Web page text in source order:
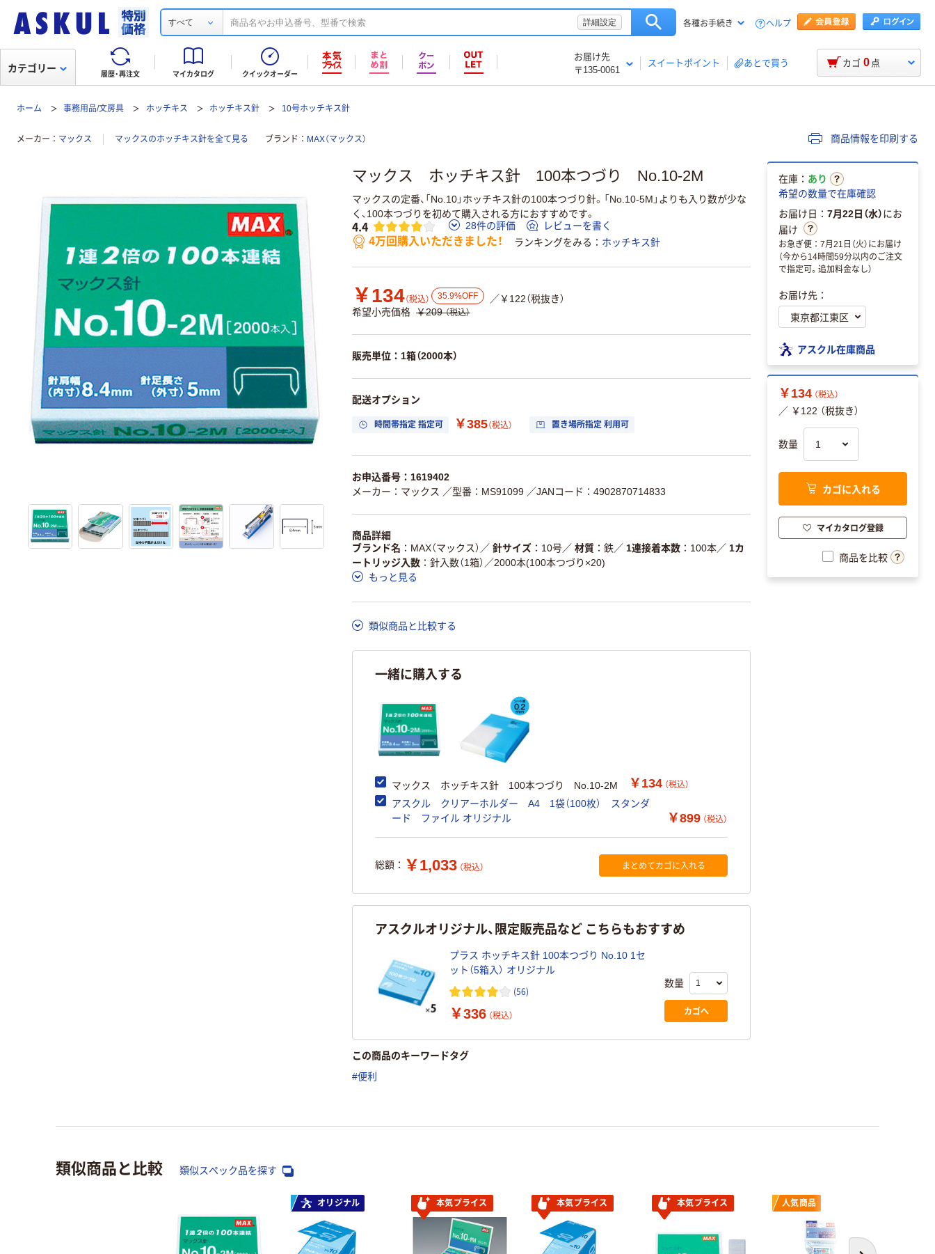
すべて 詳細設定 各種お手続き ヘルプ
履歴・再注文 マイカタログ クイックオーダー
お届け先
〒135-0061
スイートポイント あとで買う
カテゴリー カゴ 0 点
ホーム 事務用品/文房具 ホッチキス ホッチキス針 10号ホッチキス針
メーカー マックス マックスのホッチキス針を全て見る ブランド MAX（マックス） 商品情報を印刷する
マックス ホッチキス針 100本つづり No.10-2M
マックスの定番、「No.10」ホッチキス針の100本つづり針。「No.10-5M」よりも入り数が少な
く、100本つづりを初めて購入される方におすすめです。
4.4 28件の評価 レビューを書く
4万回購入いただきました！ ランキングをみる ホッチキス針
￥134（税込） 35.9%OFF
／￥122（税抜き）
希望小売価格 ￥209 （税込）
販売単位：1箱（2000本）
配送オプション
時間帯指定 指定可 ￥385（税込） 置き場所指定 利用可
お申込番号：1619402
メーカー：マックス ／型番：MS91099 ／JANコード：4902870714833
商品詳細
ブランド名
MAX（マックス） ／ 針サイズ 10号／ 材質 鉄／ 1連接着本数 100本／ 1カ
ートリッジ入数
針入数（1箱）／2000本(100本つづり×20)
もっと見る
類似商品と比較する
一緒に購入する
マックス ホッチキス針 100本つづり No.10-2M ￥134 （税込）
アスクル クリアーホルダー A4 1袋（100枚） スタンダ
ード ファイル オリジナル
￥899 （税込）
総額： ￥1,033 （税込） まとめてカゴに入れる
アスクルオリジナル、限定販売品など こちらもおすすめ
プラス ホッチキス針 100本つづり No.10 1セ
ット（5箱入） オリジナル
(56)
￥336 （税込）
数量
カゴへ
この商品のキーワードタグ
#便利
在庫： あり
希望の数量で在庫確認
お届け日： 7月22日（水）にお
届け
お急ぎ便：7月21日（火）にお届け
（今から14時間59分以内のご注文
で指定可。追加料金なし）
お届け先：
アスクル在庫商品
￥134 （税込）
／ ￥122 （税抜き）
数量
カゴに入れる
マイカタログ登録
商品を比較
類似商品と比較 類似スペック品を探す
オリジナル 本気プライス 本気プライス 本気プライス 人気商品